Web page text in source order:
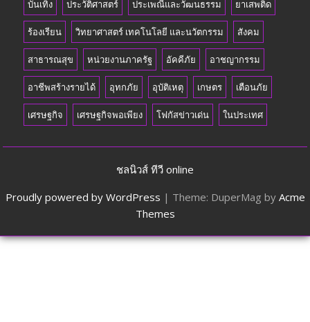
บันเทิง ประวัติศาสตร์ ประเพณีและวัฒนธรรม ยาเสพติด
ร้องเรียน วิทยาศาสตร์ เทคโนโลยี และนวัตกรรม สังคม
สาธารณสุข หน่วยงานภาครัฐ อัคคีภัย อาชญากรรม
อาชีพสร้างรายได้ อุทกภัย อุบัติเหตุ เกษตร เตือนภัย
เศรษฐกิจ เศรษฐกิจพอเพียง โฟกัสข่าวเด่น ในประเทศ
ชลนิวส์ ทีวี online
Proudly powered by WordPress | Theme: DuperMag by Acme
Themes